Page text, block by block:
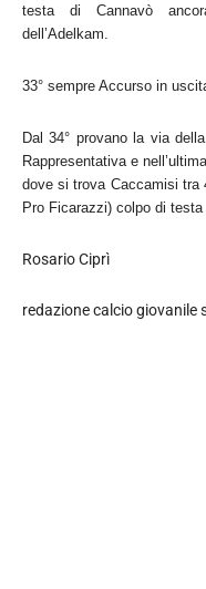
testa di Cannavò
dell’Adelkam.
33° sempre Accurso in
Dal 34° provano la via
Rappresentativa e
dove si trova Caccamisi tra
Pro Ficarazzi) colpo di
Rosario Ciprì
redazione calcio giovanile